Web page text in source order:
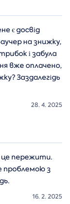
є досвід
на знижку,
і забула
вже оплачено,
Заздалегідь
28. 4. 2025
це пережити.
проблемою з
16. 2. 2025